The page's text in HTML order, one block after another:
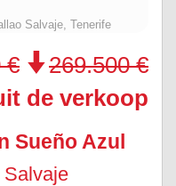
Salvaje, Tenerife
€
269.500 €
de verkoop
Sueño Azul